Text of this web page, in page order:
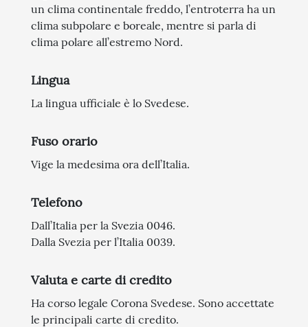
un clima continentale freddo, l’entroterra ha un
clima subpolare e boreale, mentre si parla di
clima polare all’estremo Nord.
Lingua
La lingua ufficiale è lo Svedese.
Fuso orario
Vige la medesima ora dell’Italia.
Telefono
Dall’Italia per la Svezia 0046.
Dalla Svezia per l’Italia 0039.
Valuta e carte di credito
Ha corso legale Corona Svedese. Sono accettate
le principali carte di credito.